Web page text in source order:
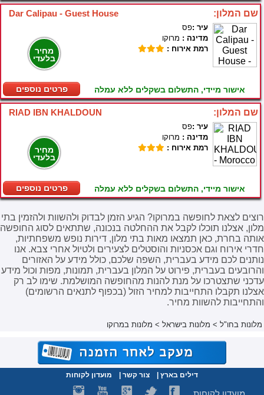
Dar Calipau - Guest House שם המלון:
מחיר
בלעדי
פרטים נוספים
עיר :פס
מדינה : מרוקו
רמת אירוח :
אישור מיידי, התשלום בשקלים ללא עמלה
RIAD IBN KHALDOUN שם המלון:
מחיר
בלעדי
פרטים נוספים
עיר :פס
מדינה : מרוקו
רמת אירוח :
אישור מיידי, התשלום בשקלים ללא עמלה
רוצים לצאת לחופשה במרוקו? הגיע הזמן לבדוק ולהשוות ולהזמין בתי
מלון, אצלנו תוכלו לקבל את ההחלטה בנכונה, שתתאים לסוג החופשה
אותה בחרת, כאן תמצאו מאות בתי מלון, דירות נופש משפחתיות,
חדרי אירוח וגם אכסניות והוסטלים לצעירים ולטיול אחרי צבא. אנו
נותנים לכם מידע בעברית, השפה שלכם, כולל מידע על האזורים
והרובעים בעברית, פירוט על המלון בעברית, תמונות, מפות וכול מידע
עדכני שתצטרכו על מנת להנות מהחופשה המושלמת. שימו לב רק
אצלנו תקבלו התחייבות למחיר הזול (בכפוף לתנאים הרשומים)
והתחייבות להשוות מחיר.
מלונות בחו"ל > מלונות בישראל > מלונות במרוקו
דילים בארץ צור קשר מועדון לקוחות